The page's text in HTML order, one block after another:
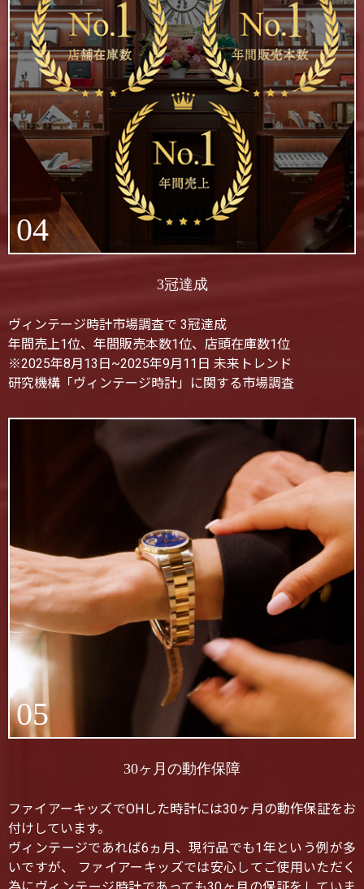
04
3冠達成
ヴィンテージ時計市場調査で 3冠達成
年間売上1位、年間販売本数1位、店頭在庫数1位
※2025年8月13日~2025年9月11日 未来トレンド
研究機構「ヴィンテージ時計」に関する市場調査
05
30ヶ月の動作保障
ファイアーキッズでOHした時計には30ヶ月の動作保証をお
付けしています。
ヴィンテージであれば6ヵ月、現行品でも1年という例が多
いですが、 ファイアーキッズでは安心してご使用いただく